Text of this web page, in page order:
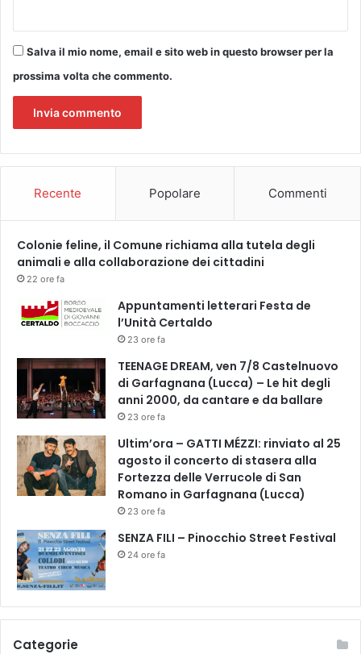
c
o
.
a
a
d
c
d
r
t
a
f
n
0
3
Salva il mio nome, email e sito web in questo browser per la
prossima volta che commento.
Recente Popolare Commenti
Colonie feline, il Comune richiama alla tutela degli
animali e alla collaborazione dei cittadini
22 ore fa
Appuntamenti letterari Festa de
l’Unità Certaldo
23 ore fa
TEENAGE DREAM, ven 7/8 Castelnuovo
di Garfagnana (Lucca) – Le hit degli
anni 2000, da cantare e da ballare
23 ore fa
Ultim’ora – GATTI MÉZZI: rinviato al 25
agosto il concerto di stasera alla
Fortezza delle Verrucole di San
Romano in Garfagnana (Lucca)
23 ore fa
SENZA FILI – Pinocchio Street Festival
24 ore fa
Categorie